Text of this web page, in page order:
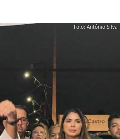
Foto: Antônio Silva